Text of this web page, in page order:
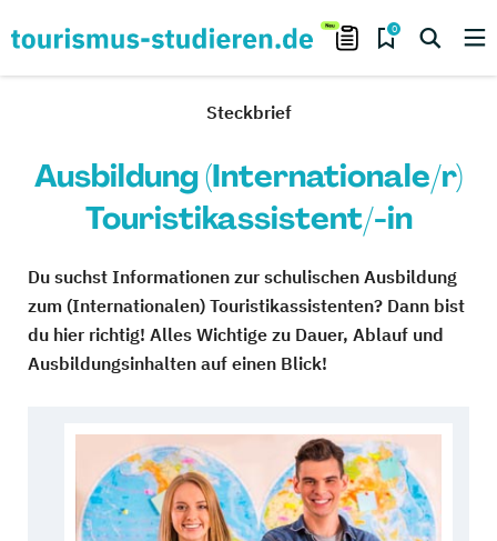
0
Steckbrief
Ausbildung (Internationale/r)
Touristikassistent/-in
Du suchst Informationen zur schulischen Ausbildung
zum (Internationalen) Touristikassistenten? Dann bist
du hier richtig! Alles Wichtige zu Dauer, Ablauf und
Ausbildungsinhalten auf einen Blick!